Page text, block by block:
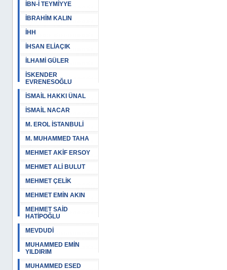
İBN-İ TEYMİYYE
İBRAHİM KALIN
İHH
İHSAN ELİAÇIK
İLHAMİ GÜLER
İSKENDER
EVRENESOĞLU
İSMAİL HAKKI ÜNAL
İSMAİL NACAR
M. EROL İSTANBULİ
M. MUHAMMED TAHA
MEHMET AKİF ERSOY
MEHMET ALİ BULUT
MEHMET ÇELİK
MEHMET EMİN AKIN
MEHMET SAİD
HATİPOĞLU
MEVDUDİ
MUHAMMED EMİN
YILDIRIM
MUHAMMED ESED